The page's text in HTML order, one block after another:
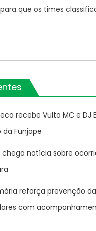
que os times
recebe Vulto MC e DJ
Funjope
chega notícia sobre
reforça prevenção
com